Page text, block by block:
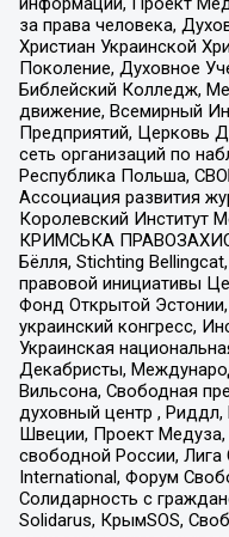
за права человека,
Христиан Украинской
Поколение, Духовное
Библейский Колледж,
движение, Всемирный
Предприятий, Церковь
сеть организаций по
Республика Польша,
Ассоциация развития
Королевский Институт
КРИМСЬКА
Бёлля, Stichting
правовой инициативы
Фонд Открытой
украинский конгресс,
Украинская
Декабристы,
Вильсона, Свободная
духовный центр , Риддл,
Швеции, Проект
свободной России,
International, Форум
Солидарность с
Solidarus, КрымSOS,